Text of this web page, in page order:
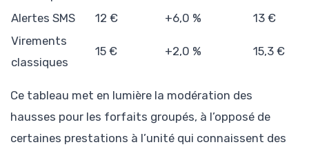
Alertes SMS 12 € +6,0 %
13 €
Virements
classiques
15 € +2,0 % 15,3 €
Ce tableau met en lumière la modération des
hausses pour les forfaits groupés, à l’opposé de
certaines prestations à l’unité qui connaissent des